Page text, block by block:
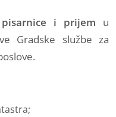
i prijem u
Gradske službe za